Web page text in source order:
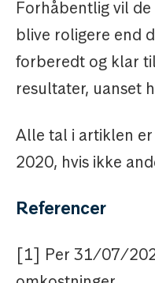
Forhåbentlig vil
blive roligere end
forberedt og klar
resultater, uanset
Alle tal i artiklen
2020, hvis ikke
Referencer
[1] Per 31/07/